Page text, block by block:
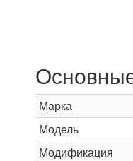
Марка
Модель
Модификация